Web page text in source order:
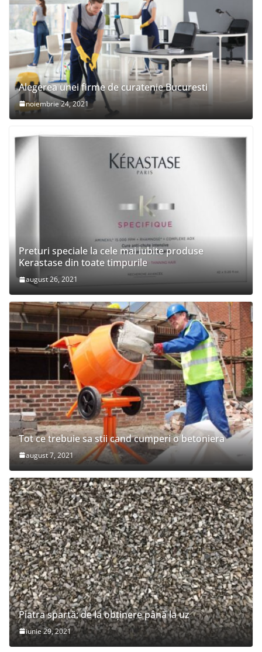
Alegerea unei firme de curatenie Bucuresti
noiembrie 24, 2021
Preturi speciale la cele mai iubite produse
Kerastase din toate timpurile
august 26, 2021
Tot ce trebuie sa stii cand cumperi o betoniera
august 7, 2021
Piatra spartă: de la obținere până la uz
iunie 29, 2021